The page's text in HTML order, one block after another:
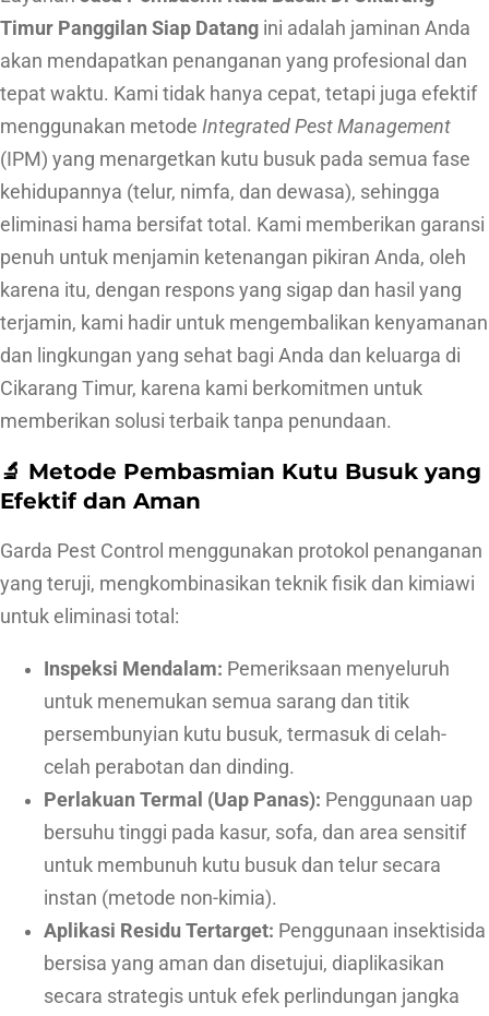
u
r
P
a
n
g
g
i
l
a
n
S
i
p
a
t
a
Timur Panggilan Siap Datang ini adalah jaminan Anda
akan mendapatkan penanganan yang profesional dan
tepat waktu. Kami tidak hanya cepat, tetapi juga efektif
menggunakan metode Integrated Pest Management
(IPM) yang menargetkan kutu busuk pada semua fase
kehidupannya (telur, nimfa, dan dewasa), sehingga
eliminasi hama bersifat total. Kami memberikan garansi
penuh untuk menjamin ketenangan pikiran Anda, oleh
karena itu, dengan respons yang sigap dan hasil yang
terjamin, kami hadir untuk mengembalikan kenyamanan
dan lingkungan yang sehat bagi Anda dan keluarga di
Cikarang Timur, karena kami berkomitmen untuk
memberikan solusi terbaik tanpa penundaan.
🔬 Metode Pembasmian Kutu Busuk yang
Efektif dan Aman
Garda Pest Control menggunakan protokol penanganan
yang teruji, mengkombinasikan teknik fisik dan kimiawi
untuk eliminasi total:
Inspeksi Mendalam: Pemeriksaan menyeluruh
untuk menemukan semua sarang dan titik
persembunyian kutu busuk, termasuk di celah-
celah perabotan dan dinding.
Perlakuan Termal (Uap Panas): Penggunaan uap
bersuhu tinggi pada kasur, sofa, dan area sensitif
untuk membunuh kutu busuk dan telur secara
instan (metode non-kimia).
Aplikasi Residu Tertarget: Penggunaan insektisida
bersisa yang aman dan disetujui, diaplikasikan
secara strategis untuk efek perlindungan jangka